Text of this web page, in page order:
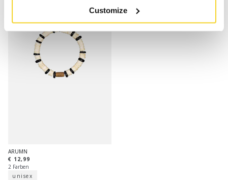
Customize
ARUMN
€ 12,99
2 Farben
unisex